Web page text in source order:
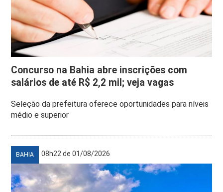
Concurso na Bahia abre inscrições com
salários de até R$ 2,2 mil; veja vagas
Seleção da prefeitura oferece oportunidades para níveis
médio e superior
BAHIA 08h22 de 01/08/2026